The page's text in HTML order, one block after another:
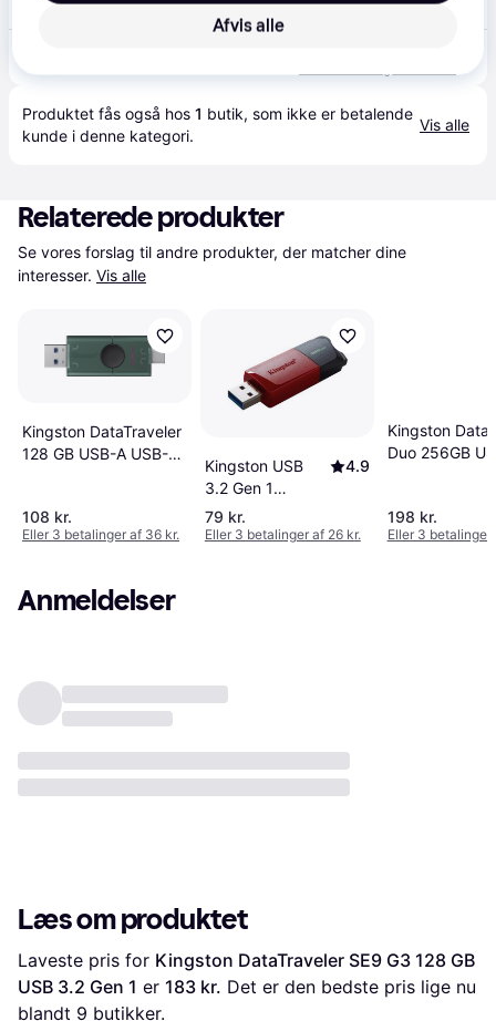
Produktet fås også hos 1 butik, som ikke er betalende
kunde i denne kategori.
Vis alle
Relaterede produkter
Se vores forslag til andre produkter, der matcher dine
interesser. Vis alle
Kingston DataTraveler
128 GB USB-A USB-C
108 kr.
Eller 3 betalinger af 36 kr.
Kingston USB
3.2 Gen 1
DataTraveler
Exodia M 128GB
4.9
79 kr.
Eller 3 betalinger af 26 kr.
Kingston
Duo 256GB
198 kr.
Eller 3 betalinger
Anmeldelser
Læs om produktet
Laveste pris for Kingston DataTraveler SE9 G3 128 GB
USB 3.2 Gen 1 er 183 kr. Det er den bedste pris lige nu
blandt 9 butikker.
Afvis alle